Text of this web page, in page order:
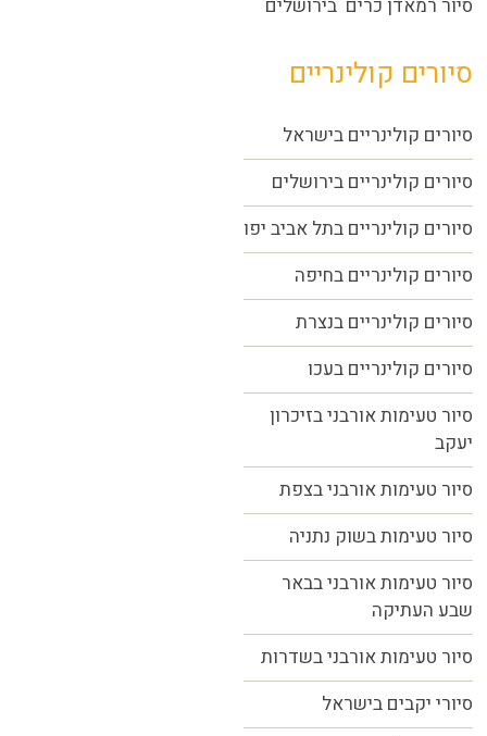
סיור רמאדן כרים בירושלים
סיורים קולינריים
סיורים קולינריים בישראל
סיורים קולינריים בירושלים
סיורים קולינריים בתל אביב יפו
סיורים קולינריים בחיפה
סיורים קולינריים בנצרת
סיורים קולינריים בעכו
סיור טעימות אורבני בזיכרון
יעקב
סיור טעימות אורבני בצפת
סיור טעימות בשוק נתניה
סיור טעימות אורבני בבאר
שבע העתיקה
סיור טעימות אורבני בשדרות
סיורי יקבים בישראל